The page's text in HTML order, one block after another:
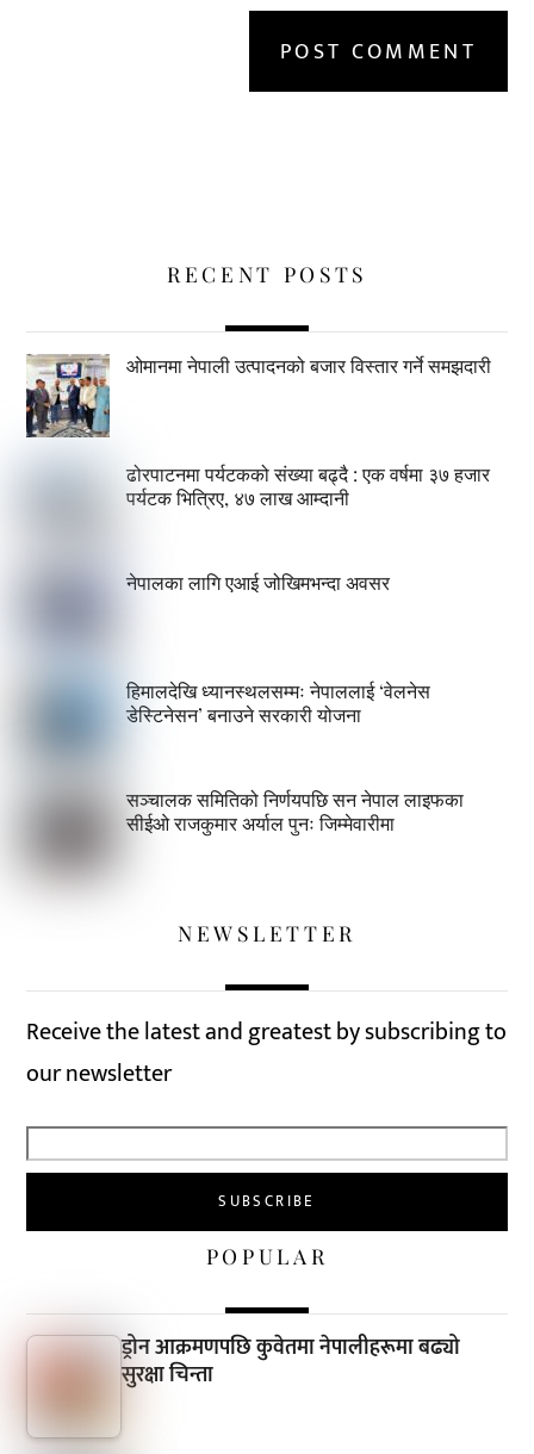
RECENT POSTS
ओमानमा नेपाली उत्पादनको बजार विस्तार गर्ने समझदारी
ढोरपाटनमा पर्यटकको संख्या बढ्दै : एक वर्षमा ३७ हजार
पर्यटक भित्रिए, ४७ लाख आम्दानी
नेपालका लागि एआई जोखिमभन्दा अवसर
हिमालदेखि ध्यानस्थलसम्मः नेपाललाई ‘वेलनेस
डेस्टिनेसन’ बनाउने सरकारी योजना
सञ्चालक समितिको निर्णयपछि सन नेपाल लाइफका
सीईओ राजकुमार अर्याल पुनः जिम्मेवारीमा
NEWSLETTER
Receive the latest and greatest by subscribing to
our newsletter
POPULAR
ड्रोन आक्रमणपछि कुवेतमा नेपालीहरूमा बढ्यो
सुरक्षा चिन्ता